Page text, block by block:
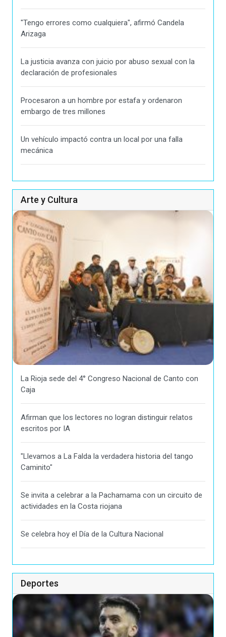
"Tengo errores como cualquiera", afirmó Candela
Arizaga
La justicia avanza con juicio por abuso sexual con la
declaración de profesionales
Procesaron a un hombre por estafa y ordenaron
embargo de tres millones
Un vehículo impactó contra un local por una falla
mecánica
Arte y Cultura
La Rioja sede del 4° Congreso Nacional de Canto con
Caja
Afirman que los lectores no logran distinguir relatos
escritos por IA
"Llevamos a La Falda la verdadera historia del tango
Caminito"
Se invita a celebrar a la Pachamama con un circuito de
actividades en la Costa riojana
Se celebra hoy el Día de la Cultura Nacional
Deportes